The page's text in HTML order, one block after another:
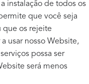
instalação de todos os
que você seja
que os rejeite
usar nosso Website,
possa ser
será menos